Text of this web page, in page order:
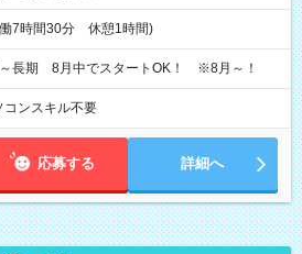
7時間30分 休憩1時間)
長期 8月中でスタートOK！ ※8月～！
コンスキル不要
応募する 詳細へ